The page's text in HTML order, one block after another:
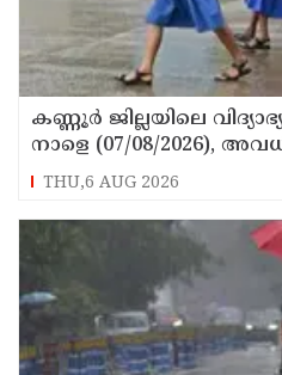
കണ്ണൂർ ജില്ലയിലെ
നാളെ (07/08/2026),
THU,6 AUG 2026